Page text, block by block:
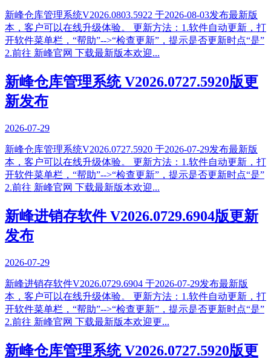
新峰仓库管理系统V2026.0803.5922 于2026-08-03发布最新版
本，客户可以在线升级体验。 更新方法：1.软件自动更新，打
开软件菜单栏，“帮助”-->“检查更新”，提示是否更新时点“是”
2.前往 新峰官网 下载最新版本欢迎...
新峰仓库管理系统 V2026.0727.5920版更
新发布
2026-07-29
新峰仓库管理系统V2026.0727.5920 于2026-07-29发布最新版
本，客户可以在线升级体验。 更新方法：1.软件自动更新，打
开软件菜单栏，“帮助”-->“检查更新”，提示是否更新时点“是”
2.前往 新峰官网 下载最新版本欢迎...
新峰进销存软件 V2026.0729.6904版更新
发布
2026-07-29
新峰进销存软件V2026.0729.6904 于2026-07-29发布最新版
本，客户可以在线升级体验。 更新方法：1.软件自动更新，打
开软件菜单栏，“帮助”-->“检查更新”，提示是否更新时点“是”
2.前往 新峰官网 下载最新版本欢迎更...
新峰仓库管理系统 V2026.0727.5920版更